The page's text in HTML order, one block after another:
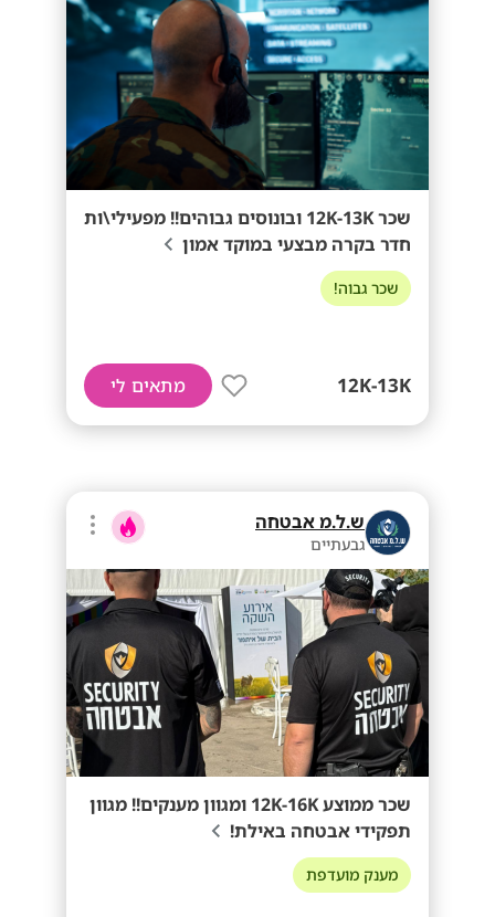
שכר 12K-13K ובונוסים גבוהים!! מפעילי\ות
חדר בקרה מבצעי במוקד אמון
שכר גבוה!
12K-13K מתאים לי
ש.ל.מ אבטחה
גבעתיים
שכר ממוצע 12K-16K ומגוון מענקים!! מגוון
תפקידי אבטחה באילת!
מענק מועדפת